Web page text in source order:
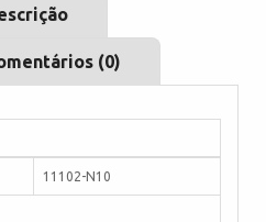
(0)
11102-N10